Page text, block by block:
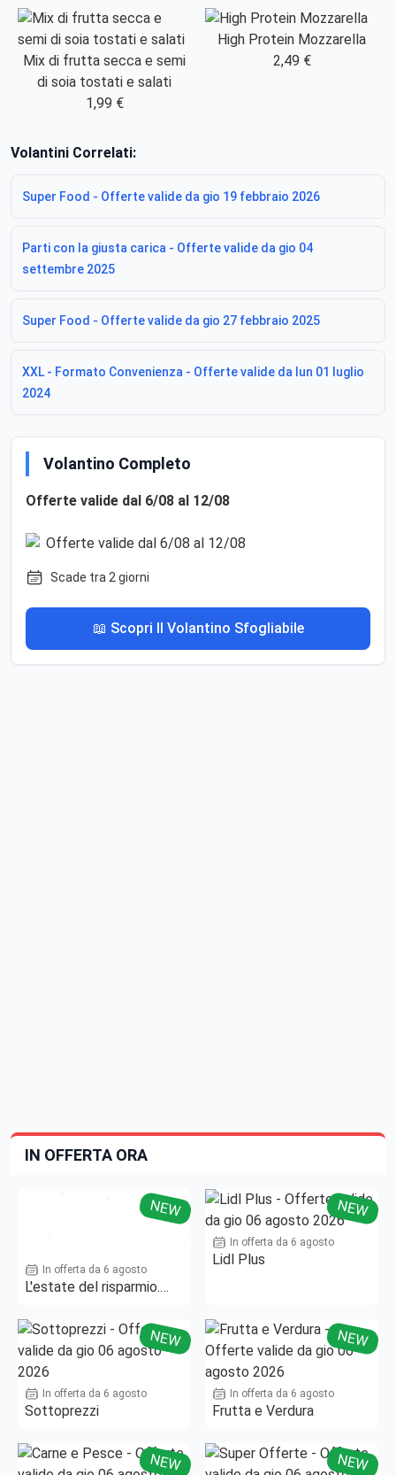
Mix di frutta secca e semi
di soia tostati e salati
1,99 €
High Protein Mozzarella
2,49 €
Volantini Correlati:
Super Food - Offerte valide da gio 19 febbraio 2026
Parti con la giusta carica - Offerte valide da gio 04
settembre 2025
Super Food - Offerte valide da gio 27 febbraio 2025
XXL - Formato Convenienza - Offerte valide da lun 01 luglio
2024
Volantino Completo
Offerte valide dal 6/08 al 12/08
Scade tra 2 giorni
📖 Scopri Il Volantino Sfogliabile
IN OFFERTA ORA
NEW
In offerta da 6 agosto
L'estate del risparmio.
NEW
In offerta da 6 agosto
Lidl Plus
NEW
In offerta da 6 agosto
Sottoprezzi
NEW
In offerta da 6 agosto
Frutta e Verdura
NEW NEW